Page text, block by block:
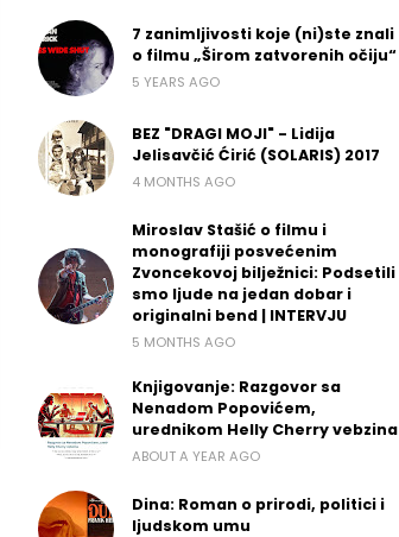
7 zanimljivosti koje (ni)ste znali
o filmu „Širom zatvorenih očiju“
5 YEARS AGO
BEZ "DRAGI MOJI" - Lidija
Jelisavčić Ćirić (SOLARIS) 2017
4 MONTHS AGO
Miroslav Stašić o filmu i
monografiji posvećenim
Zvoncekovoj bilježnici: Podsetili
smo ljude na jedan dobar i
originalni bend | INTERVJU
5 MONTHS AGO
Knjigovanje: Razgovor sa
Nenadom Popovićem,
urednikom Helly Cherry vebzina
ABOUT A YEAR AGO
Dina: Roman o prirodi, politici i
ljudskom umu